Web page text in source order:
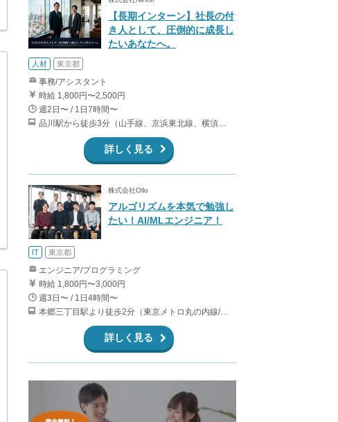
【長期インターン】社長の付
き人として、圧倒的に成長し
たいあなたへ。
人材 東京都
事務/アシスタント
時給 1,800円〜2,500円
週2日〜 / 1日7時間〜
詳しく見る
株式会社Ollo
アルゴリズムを本気で勉強し
たい！AI/MLエンジニア！
IT 東京都
エンジニア/プログラミング
時給 1,800円〜3,000円
週3日〜 / 1日4時間〜
本郷三丁目駅より徒歩2分（東京メトロ丸の内線/都営地下鉄大江戸線）
詳しく見る